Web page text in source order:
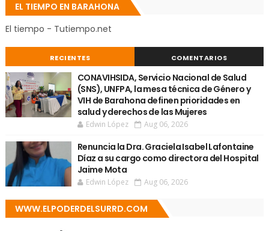
EL TIEMPO EN BARAHONA
El tiempo - Tutiempo.net
RECIENTES COMENTARIOS
CONAVIHSIDA, Servicio Nacional de Salud
(SNS), UNFPA, la mesa técnica de Género y
VIH de Barahona definen prioridades en
salud y derechos de las Mujeres
Edwin López Aug 06, 2026
Renuncia la Dra. Graciela Isabel Lafontaine
Díaz a su cargo como directora del Hospital
Jaime Mota
Edwin López Aug 06, 2026
WWW.ELPODERDELSURRD.COM